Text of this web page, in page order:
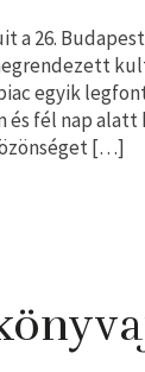
a 26.
egyik
fél nap
[…]